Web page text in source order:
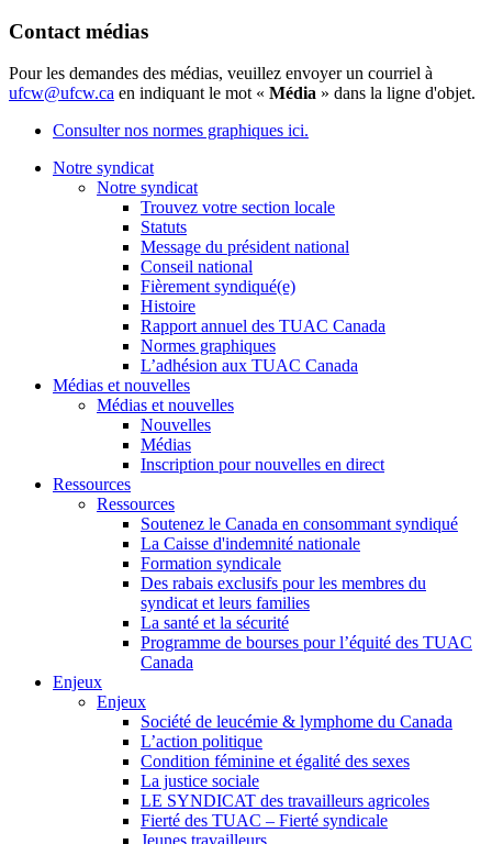
Contact médias
Pour les demandes des médias, veuillez envoyer un courriel à
ufcw@ufcw.ca en indiquant le mot « Média » dans la ligne d'objet.
Consulter nos normes graphiques ici.
Notre syndicat
Notre syndicat
Trouvez votre section locale
Statuts
Message du président national
Conseil national
Fièrement syndiqué(e)
Histoire
Rapport annuel des TUAC Canada
Normes graphiques
L’adhésion aux TUAC Canada
Médias et nouvelles
Médias et nouvelles
Nouvelles
Médias
Inscription pour nouvelles en direct
Ressources
Ressources
Soutenez le Canada en consommant syndiqué
La Caisse d'indemnité nationale
Formation syndicale
Des rabais exclusifs pour les membres du
syndicat et leurs families
La santé et la sécurité
Programme de bourses pour l’équité des TUAC
Canada
Enjeux
Enjeux
Société de leucémie & lymphome du Canada
L’action politique
Condition féminine et égalité des sexes
La justice sociale
LE SYNDICAT des travailleurs agricoles
Fierté des TUAC – Fierté syndicale